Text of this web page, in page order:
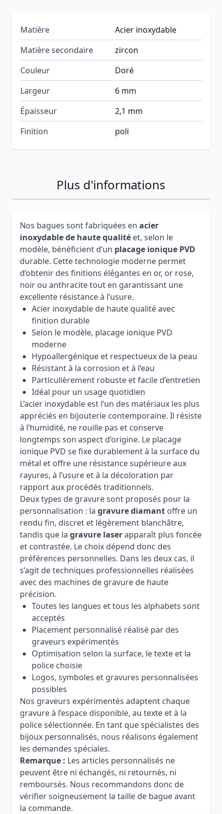
Matière
Acier inoxydable
Matière secondaire
zircon
Couleur
Doré
Largeur
6 mm
Épaisseur
2,1 mm
Finition
poli
Plus d'informations
Nos bagues sont fabriquées en acier
inoxydable de haute qualité et, selon le
modèle, bénéficient d’un placage ionique PVD
durable. Cette technologie moderne permet
d’obtenir des finitions élégantes en or, or rose,
noir ou anthracite tout en garantissant une
excellente résistance à l’usure.
Acier inoxydable de haute qualité avec
finition durable
Selon le modèle, placage ionique PVD
moderne
Hypoallergénique et respectueux de la peau
Résistant à la corrosion et à l’eau
Particulièrement robuste et facile d’entretien
Idéal pour un usage quotidien
L’acier inoxydable est l’un des matériaux les plus
appréciés en bijouterie contemporaine. Il résiste
à l’humidité, ne rouille pas et conserve
longtemps son aspect d’origine. Le placage
ionique PVD se fixe durablement à la surface du
métal et offre une résistance supérieure aux
rayures, à l’usure et à la décoloration par
rapport aux procédés traditionnels.
Deux types de gravure sont proposés pour la
personnalisation : la gravure diamant offre un
rendu fin, discret et légèrement blanchâtre,
tandis que la gravure laserapparaît plus foncée
et contrastée. Le choix dépend donc des
préférences personnelles. Dans les deux cas, il
s’agit de techniques professionnelles réalisées
avec des machines de gravure de haute
précision.
Toutes les langues et tous les alphabets sont
acceptés
Placement personnalisé réalisé par des
graveurs expérimentés
Optimisation selon la surface, le texte et la
police choisie
Logos, symboles et gravures personnalisées
possibles
Nos graveurs expérimentés adaptent chaque
gravure à l’espace disponible, au texte et à la
police sélectionnée. En tant que spécialistes des
bijoux personnalisés, nous réalisons également
les demandes spéciales.
Remarque : Les articles personnalisés ne
peuvent être ni échangés, ni retournés, ni
remboursés. Nous recommandons donc de
vérifier soigneusement la taille de bague avant
la commande.